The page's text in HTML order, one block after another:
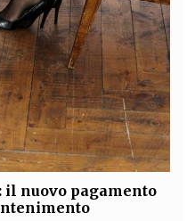
il nuovo pagamento